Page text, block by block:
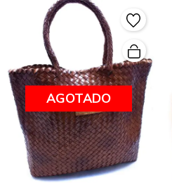
AGOTADO